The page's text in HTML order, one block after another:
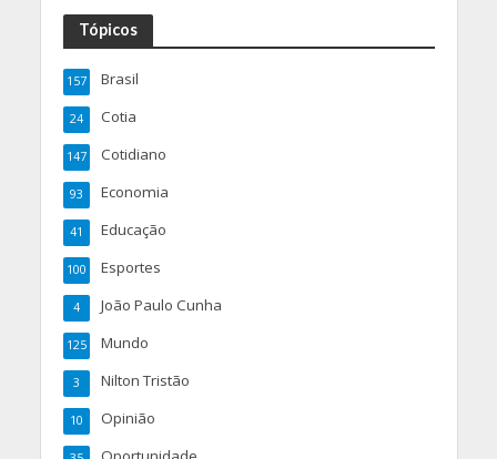
Tópicos
Brasil
157
Cotia
24
Cotidiano
147
Economia
93
Educação
41
Esportes
100
João Paulo Cunha
4
Mundo
125
Nilton Tristão
3
Opinião
10